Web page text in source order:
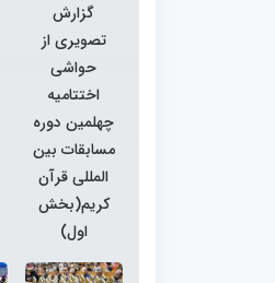
گزارش
تصویری از
حواشی
اختتامیه
چهلمین دوره
مسابقات بین
المللی قرآن
کریم(بخش
اول)